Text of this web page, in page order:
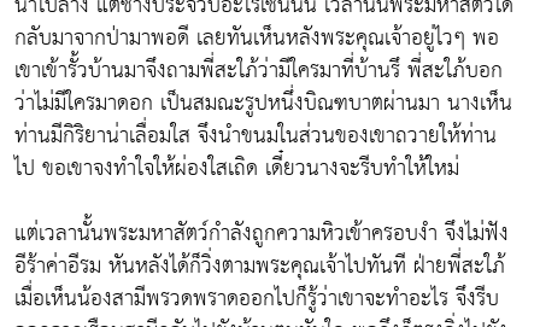
กลับมาจากป่ามาพอดี เลยทันเห็นหลังพระคุณเจ้าอยู่ไวๆ พอ
เขาเข้ารั้วบ้านมาจึงถามพี่สะใภ้ว่ามีใครมาที่บ้านรึ พี่สะใภ้บอก
ว่าไม่มีใครมาดอก เป็นสมณะรูปหนึ่งบิณฑบาตผ่านมา นางเห็น
ท่านมีกิริยาน่าเลื่อมใส จึงนำขนมในส่วนของเขาถวายให้ท่าน
ไป ขอเขาจงทำใจให้ผ่องใสเถิด เดี๋ยวนางจะรีบทำให้ใหม่
แต่เวลานั้นพระมหาสัตว์กำลังถูกความหิวเข้าครอบงำ จึงไม่ฟัง
อีร้าค่าอีรม หันหลังได้ก็วิ่งตามพระคุณเจ้าไปทันที ฝ่ายพี่สะใภ้
เมื่อเห็นน้องสามีพรวดพราดออกไปก็รู้ว่าเขาจะทำอะไร จึงรีบ